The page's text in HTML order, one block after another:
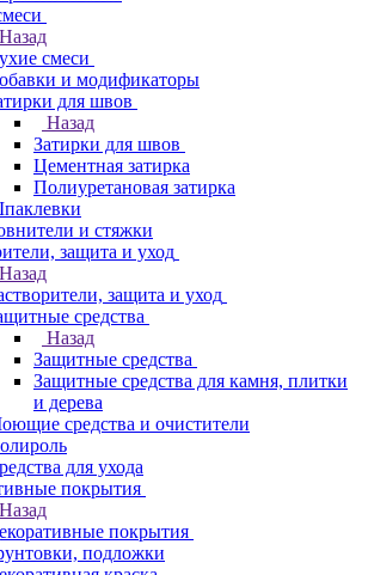
Назад
смеси
и модификаторы
для швов
Назад
Затирки для швов
Цементная затирка
Полиуретановая затирка
и стяжки
защита и уход
Назад
защита и уход
средства
Назад
Защитные средства
Защитные средства для камня, плитки
и дерева
средства и очистители
для ухода
покрытия
Назад
покрытия
подложки